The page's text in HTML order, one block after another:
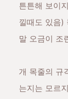
튼튼해 보이
낄때도 있음)
말 오금이 조
개 목줄의 규
는지는 모르